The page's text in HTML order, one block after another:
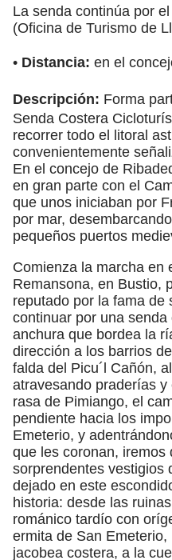
La senda continúa por
(Oficina de Turismo de
• Distancia: en el
Descripción: Forma
Senda Costera
recorrer todo el litoral
convenientemente
En el concejo de
en gran parte con el
que unos iniciaban por
por mar,
pequeños puertos
Comienza la marcha en
Remansona, en Bustio,
reputado por la fama de
continuar por una
anchura que bordea la
dirección a los barrios
falda del Picu´l Cañón,
atravesando praderías
rasa de Pimiango, el
pendiente hacia los
Emeterio, y
que les coronan, iremos
sorprendentes vestigios
dejado en este
historia: desde las
románico tardío con
ermita de San
jacobea costera, a la